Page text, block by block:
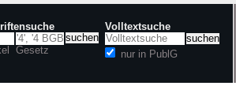
Gesetz
Volltextsuche
nur in PublG